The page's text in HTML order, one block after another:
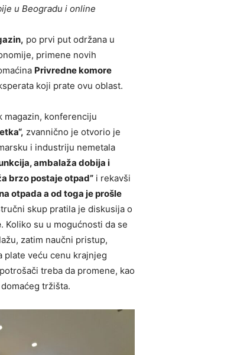
u Beogradu i online
po prvi put održana u
primene novih
Privredne komore
koji prate ovu oblast.
magazin, konferenciju
zvannično je otvorio je
i industriju nemetala
ambalaža dobija i
brzo postaje otpad”i rekavši
otpada a od toga je prošle
skup pratila je diskusija o
. Koliko su u mogućnosti da se
zatim naučni pristup,
plate veću cenu krajnjeg
treba da promene, kao
tržišta.